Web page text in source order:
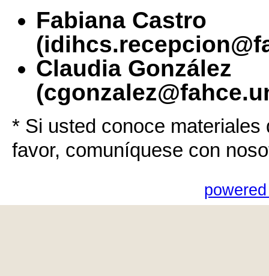
Fabiana Castro
Claudia González
* Si usted conoce
favor, comuníquese con